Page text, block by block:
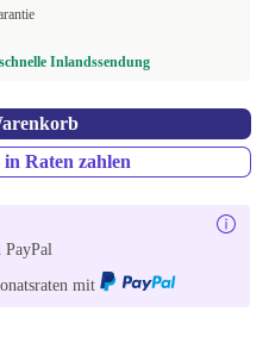
Inlandssendung
in Raten zahlen
PayPal
mit